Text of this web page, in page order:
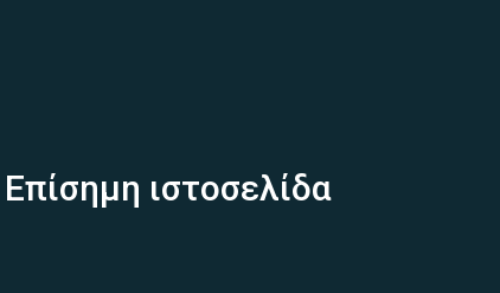
ιστοσελίδα